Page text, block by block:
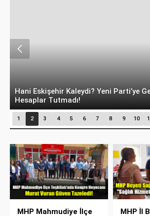
Hani Eskişehir Kaleydi? Yeni Parti’ye
Hesaplar Tutmadı!
1 2 3 4 5 6 7 8 9 10
MHP Mahmudiye İlçe MHP İl